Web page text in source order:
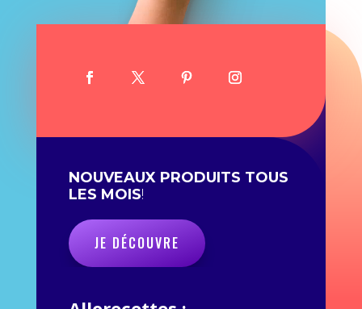
NOUVEAUX PRODUITS TOUS
LES MOIS!
JE DÉCOUVRE